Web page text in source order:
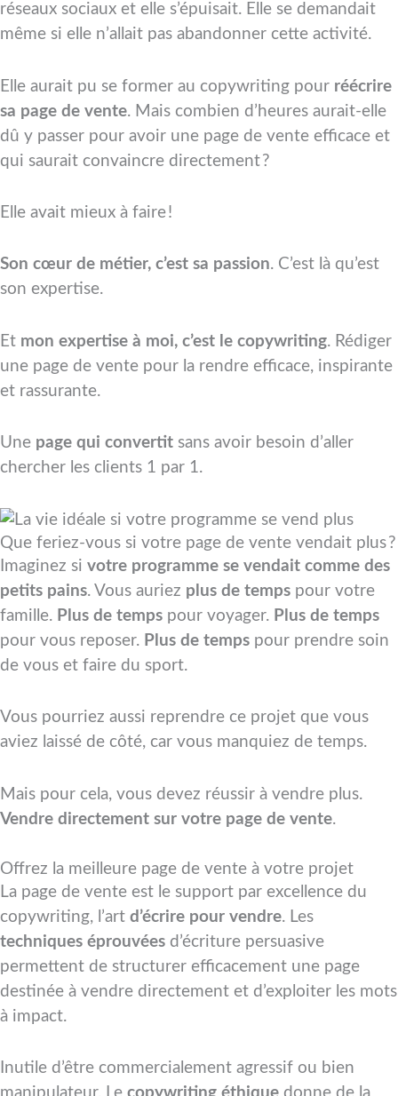
réseaux sociaux et elle s’épuisait. Elle se demandait
même si elle n’allait pas abandonner cette activité.
Elle aurait pu se former au copywriting pour réécrire
sa page de vente. Mais combien d’heures aurait-elle
dû y passer pour avoir une page de vente efficace et
qui saurait convaincre directement ?
Elle avait mieux à faire !
Son cœur de métier, c’est sa passion. C’est là qu’est
son expertise.
Et mon expertise à moi, c’est le copywriting. Rédiger
une page de vente pour la rendre efficace, inspirante
et rassurante.
Une page qui convertit sans avoir besoin d’aller
chercher les clients 1 par 1.
Que feriez-vous si votre page de vente vendait plus ?
Imaginez si votre programme se vendait comme des
petits pains. Vous auriez plus de temps pour votre
famille. Plus de temps pour voyager. Plus de temps
pour vous reposer. Plus de temps pour prendre soin
de vous et faire du sport.
Vous pourriez aussi reprendre ce projet que vous
aviez laissé de côté, car vous manquiez de temps.
Mais pour cela, vous devez réussir à vendre plus.
Vendre directement sur votre page de vente.
Offrez la meilleure page de vente à votre projet
La page de vente est le support par excellence du
copywriting, l’art d’écrire pour vendre. Les
techniques éprouvées d’écriture persuasive
permettent de structurer efficacement une page
destinée à vendre directement et d’exploiter les mots
à impact.
Inutile d’être commercialement agressif ou bien